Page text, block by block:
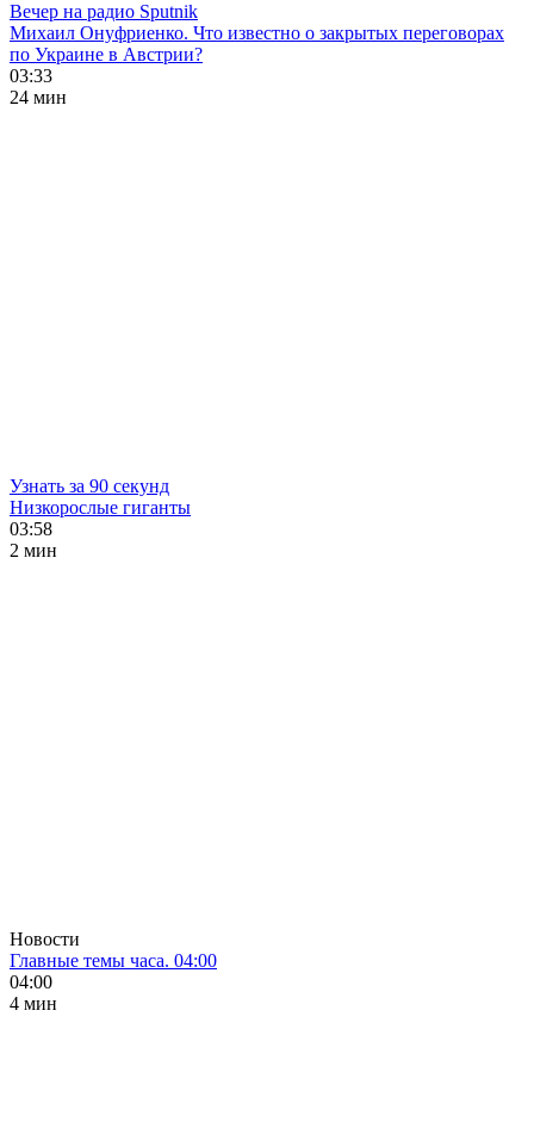
Вечер на радио Sputnik
Михаил Онуфриенко. Что известно о закрытых переговорах
по Украине в Австрии?
03:33
24 мин
Узнать за 90 секунд
Низкорослые гиганты
03:58
2 мин
Новости
Главные темы часа. 04:00
04:00
4 мин